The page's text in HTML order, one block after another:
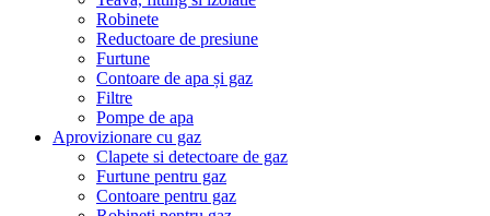
Robinete
Reductoare de presiune
Furtune
Contoare de apa și gaz
Filtre
Pompe de apa
Aprovizionare cu gaz
Clapete si detectoare de gaz
Furtune pentru gaz
Contoare pentru gaz